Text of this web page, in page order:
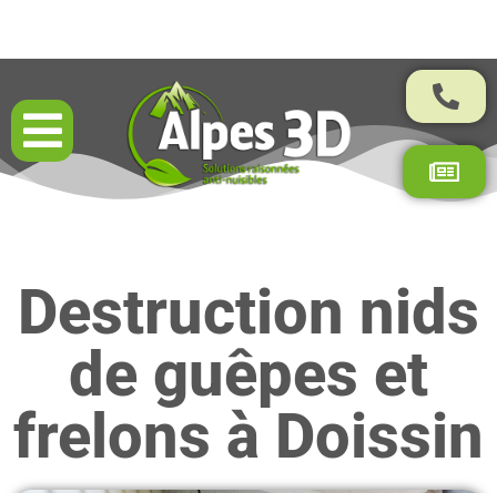
Résultats garantis par contrat
Destruction nids
de guêpes et
frelons à Doissin